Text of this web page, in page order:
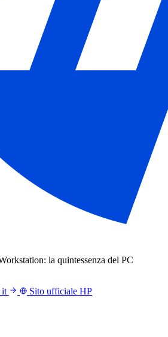
la quintessenza del PC
it
Sito ufficiale HP